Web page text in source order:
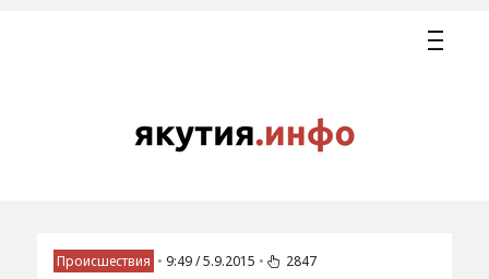
Происшествия • 9:49 / 5.9.2015 • 2847